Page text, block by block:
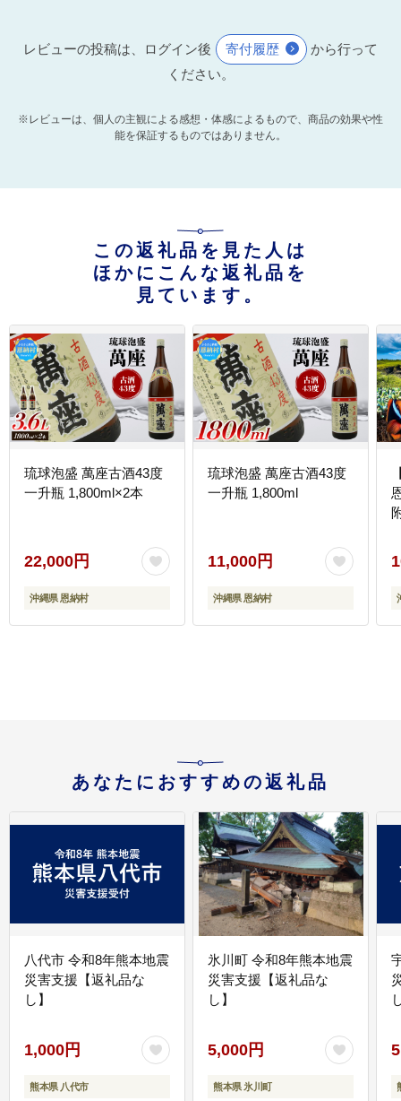
レビューの投稿は、ログイン後 寄付履歴
から行って
ください。
※レビューは、個人の主観による感想・体感によるもので、商品の効果や性
能を保証するものではありません。
この返礼品を見た人は
ほかにこんな返礼品を
見ています。
琉球泡盛 萬座古酒43度
一升瓶 1,800ml×2本
22,000円
沖縄県 恩納村
琉球泡盛 萬座古酒43度
一升瓶 1,800ml
11,000円
沖縄県 恩納村
あなたにおすすめの返礼品
八代市 令和8年熊本地震
災害支援【返礼品な
し】
1,000円
熊本県 八代市
氷川町 令和8年熊本地震
災害支援【返礼品な
し】
5,000円
熊本県 氷川町